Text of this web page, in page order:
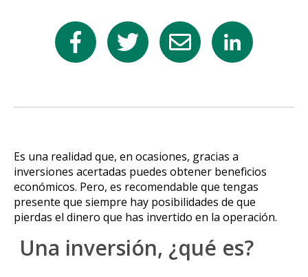
Es una realidad que, en ocasiones, gracias a
inversiones acertadas puedes obtener beneficios
económicos. Pero, es recomendable que tengas
presente que siempre hay posibilidades de que
pierdas el dinero que has invertido en la operación.
Una inversión, ¿qué es?